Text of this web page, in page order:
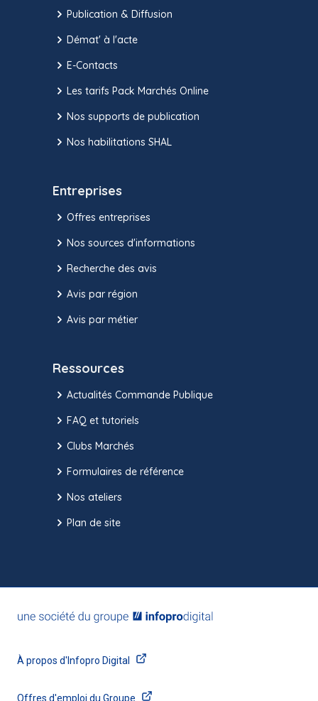
Publication & Diffusion
Démat' à l'acte
E-Contacts
Les tarifs Pack Marchés Online
Nos supports de publication
Nos habilitations SHAL
Entreprises
Offres entreprises
Nos sources d'informations
Recherche des avis
Avis par région
Avis par métier
Ressources
Actualités Commande Publique
FAQ et tutoriels
Clubs Marchés
Formulaires de référence
Nos ateliers
Plan de site